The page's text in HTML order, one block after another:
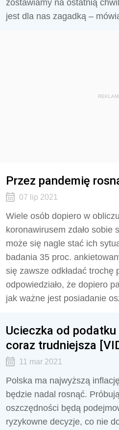
zostawiamy na ostatnią
jest dla nas zagadką –
Przez pandemię
07 lip 2021
Wiele osób dopiero w
koronawirusem zdało sobie
może się nagle stać ich
badania 35 proc.
się zawsze odkładać trochę
odpowiedziało, że dopiero
jak ważne jest posiadanie
Ucieczka od
coraz trudniejsza
11 mar 2021
Polska ma najwyższą
będzie nadal rosnąć.
oszczędności będą
ryzykowne decyzje, co nie